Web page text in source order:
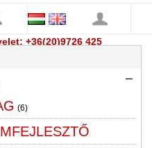
+36(20)9726 425
(6)